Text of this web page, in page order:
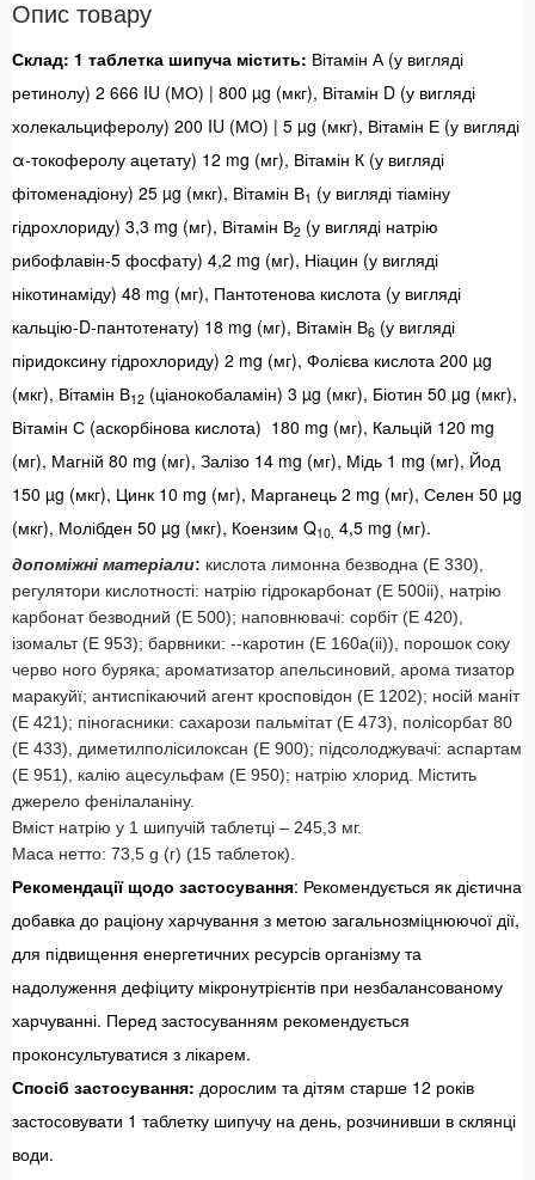
Опис товару
Склад: 1 таблетка шипуча містить: Вітамін А (у вигляді
ретинолу) 2 666 IU (МО) | 800 µg (мкг), Вітамін D (у вигляді
холекальциферолу) 200 IU (МО) | 5 µg (мкг), Вітамін Е (у вигляді
α-токоферолу ацетату) 12 mg (мг), Вітамін К (у вигляді
фітоменадіону) 25 µg (мкг), Вітамін В1 (у вигляді тіаміну
гідрохлориду) 3,3 mg (мг), Вітамін В2 (у вигляді натрію
рибофлавін-5 фосфату) 4,2 mg (мг), Ніацин (у вигляді
нікотинаміду) 48 mg (мг), Пантотенова кислота (у вигляді
кальцію-D-пантотенату) 18 mg (мг), Вітамін В6 (у вигляді
піридоксину гідрохлориду) 2 mg (мг), Фолієва кислота 200 µg
(мкг), Вітамін В12 (ціанокобаламін) 3 µg (мкг), Біотин 50 µg (мкг),
Вітамін С (аскорбінова кислота) 180 mg (мг), Кальцій 120 mg
(мг), Магній 80 mg (мг), Залізо 14 mg (мг), Мідь 1 mg (мг), Йод
150 µg (мкг), Цинк 10 mg (мг), Марганець 2 mg (мг), Селен 50 µg
(мкг), Молібден 50 µg (мкг), Коензим Q10, 4,5 mg (мг).
допоміжні матеріали: кислота лимонна безводна (Е 330),
регулятори кислотності: натрію гідрокарбонат (Е 500іі), натрію
карбонат безводний (Е 500); наповнювачі: сорбіт (Е 420),
ізомальт (Е 953); барвники: ‑-каротин (Е 160а(іі)), порошок соку
черво ного буряка; ароматизатор апельсиновий, арома тизатор
маракуйї; антиспікаючий агент кросповідон (Е 1202); носій маніт
(Е 421); піногасники: сахарози пальмітат (Е 473), полісорбат 80
(Е 433), диметилполісилоксан (Е 900); підсолоджувачі: аспартам
(Е 951), калію ацесульфам (Е 950); натрію хлорид. Містить
джерело фенілаланіну.
Вміст натрію у 1 шипучій таблетці – 245,3 мг.
Маса нетто: 73,5 g (г) (15 таблеток).
Рекомендації щодо застосування: Рекомендується як дієтична
добавка до раціону харчування з метою загальнозміцнюючої дії,
для підвищення енергетичних ресурсів організму та
надолуження дефіциту мікронутрієнтів при незбалансованому
харчуванні. Перед застосуванням рекомендується
проконсультуватися з лікарем.
Спосіб застосування: дорослим та дітям старше 12 років
застосовувати 1 таблетку шипучу на день, розчинивши в склянці
води.